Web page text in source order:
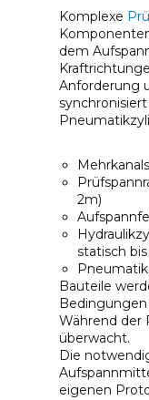
Komplexe
dem
Anforderung
2m)
statisch bis
Bauteile
Während der
überwacht.
Die
eigenen